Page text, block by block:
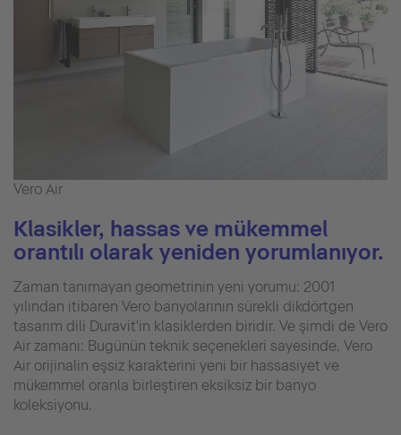
Vero Air
Klasikler, hassas ve mükemmel
orantılı olarak yeniden yorumlanıyor.
Zaman tanımayan geometrinin yeni yorumu: 2001
yılından itibaren Vero banyolarının sürekli dikdörtgen
tasarım dili Duravit'in klasiklerden biridir. Ve şimdi de Vero
Air zamanı: Bugünün teknik seçenekleri sayesinde, Vero
Air orijinalin eşsiz karakterini yeni bir hassasiyet ve
mükemmel oranla birleştiren eksiksiz bir banyo
koleksiyonu.